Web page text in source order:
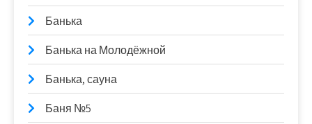
Банька
Банька на Молодёжной
Банька, сауна
Баня №5